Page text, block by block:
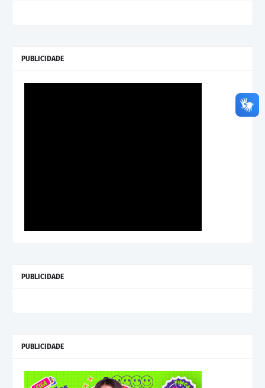
PUBLICIDADE
PUBLICIDADE
PUBLICIDADE